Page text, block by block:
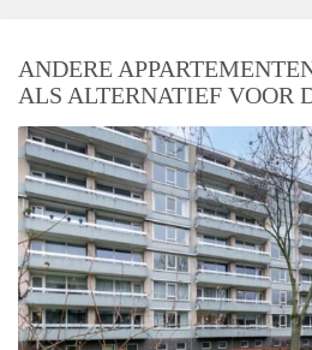
ANDERE
ALS ALTERNATIEF VOOR